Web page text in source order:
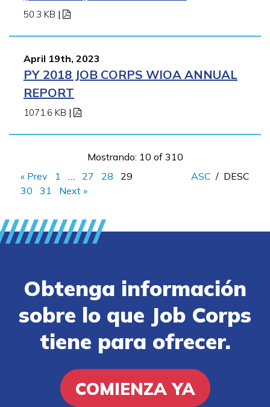
50.3 KB |
April 19th, 2023
PY 2018 JOB CORPS WIOA ANNUAL
REPORT
1071.6 KB |
Mostrando: 10 of 310
« Prev
1 27 28
29
30
31 Next »
ASC / DESC
Obtenga información
sobre lo que Job Corps
tiene para ofrecer.
COMIENZA YA